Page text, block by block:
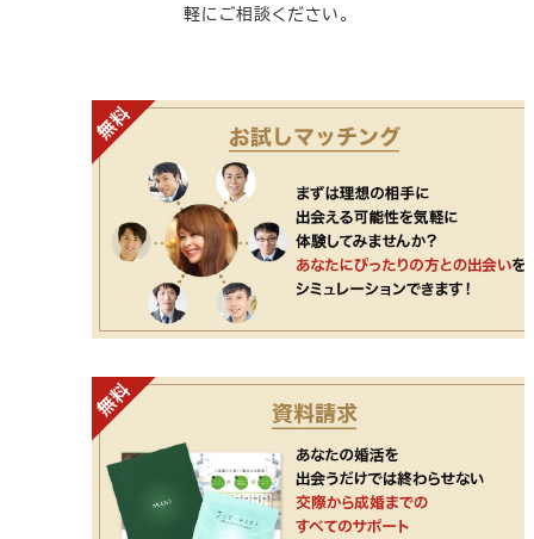
軽にご相談ください。